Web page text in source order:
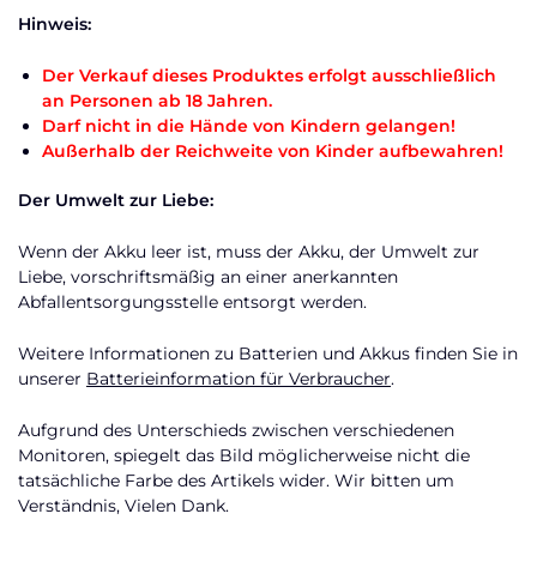
Hinweis:
Der Verkauf dieses Produktes erfolgt ausschließlich
an Personen ab 18 Jahren.
Darf nicht in die Hände von Kindern gelangen!
Außerhalb der Reichweite von Kinder aufbewahren!
Der Umwelt zur Liebe:
Wenn der Akku leer ist, muss der Akku, der Umwelt zur
Liebe, vorschriftsmäßig an einer anerkannten
Abfallentsorgungsstelle entsorgt werden.
Weitere Informationen zu Batterien und Akkus finden Sie in
unserer Batterieinformation für Verbraucher.
Aufgrund des Unterschieds zwischen verschiedenen
Monitoren, spiegelt das Bild möglicherweise nicht die
tatsächliche Farbe des Artikels wider. Wir bitten um
Verständnis, Vielen Dank.